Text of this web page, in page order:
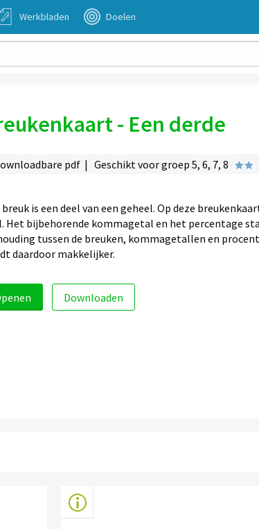
Werkbladen Doelen
- Een derde
pdf | Geschikt voor groep 5, 6, 7, 8
breuk is een deel van een geheel. Op deze
Het bijbehorende kommagetal en het percentage
tussen de breuken, kommagetallen en
daardoor makkelijker.
Downloaden